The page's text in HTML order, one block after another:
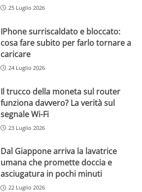
25 Luglio 2026
IPhone surriscaldato e bloccato:
cosa fare subito per farlo tornare a
caricare
24 Luglio 2026
Il trucco della moneta sul router
funziona davvero? La verità sul
segnale Wi-Fi
23 Luglio 2026
Dal Giappone arriva la lavatrice
umana che promette doccia e
asciugatura in pochi minuti
22 Luglio 2026